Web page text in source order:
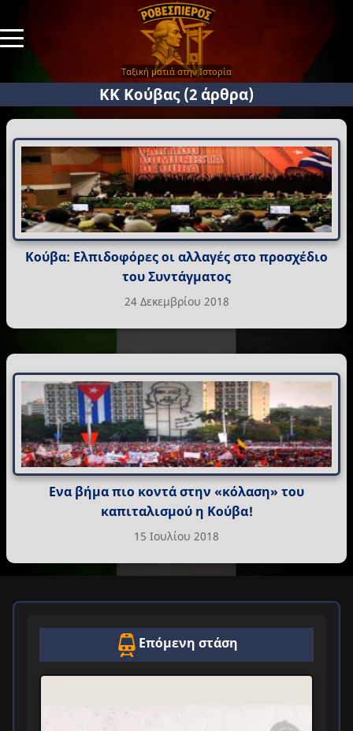
Ταξική ματιά στην Ιστορία
ΚΚ Κούβας(2 άρθρα)
Κούβα: Ελπιδοφόρες οι αλλαγές στο προσχέδιο
του Συντάγματος
24 Δεκεμβρίου 2018
Ενα βήμα πιο κοντά στην «κόλαση» του
καπιταλισμού η Κούβα!
15 Ιουλίου 2018
Επόμενη στάση